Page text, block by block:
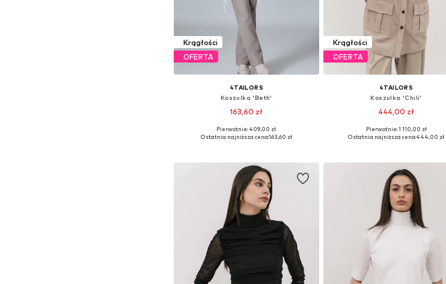
Krągłości
OFERTA
4TAILORS
Koszulka 'Beth'
163,60 zł
Dostępne rozmiary: XL, XXL, XXXL
Pierwotnie: 409,00 zł
Ostatnia najniższa cena:163,60 zł
Krągłości
OFERTA
4TAILORS
Koszulka 'Chili'
444,00 zł
Dostępne rozmiary: XL, XXL, XXXL
Pierwotnie: 1 110,00 zł
Ostatnia najniższa cena:444,00 zł